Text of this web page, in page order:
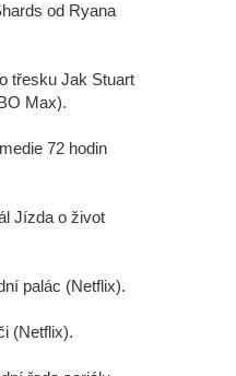
od Ryana
třesku Jak Stuart
Max).
72 hodin
Jízda o život
palác (Netflix).
(Netflix).